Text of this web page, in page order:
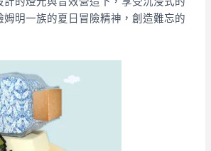
姆明一族的夏日冒險精神，創造難忘的